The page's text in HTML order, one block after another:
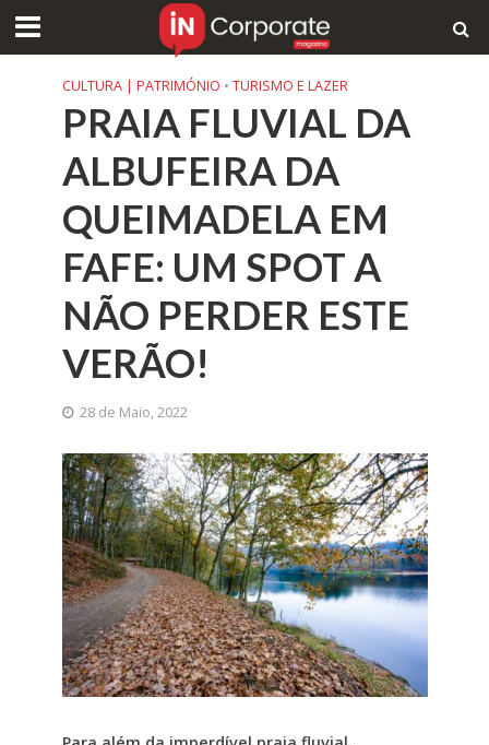
CULTURA | PATRIMÓNIO • TURISMO E LAZER
PRAIA FLUVIAL DA
ALBUFEIRA DA
QUEIMADELA EM
FAFE: UM SPOT A
NÃO PERDER ESTE
VERÃO!
28 de Maio, 2022